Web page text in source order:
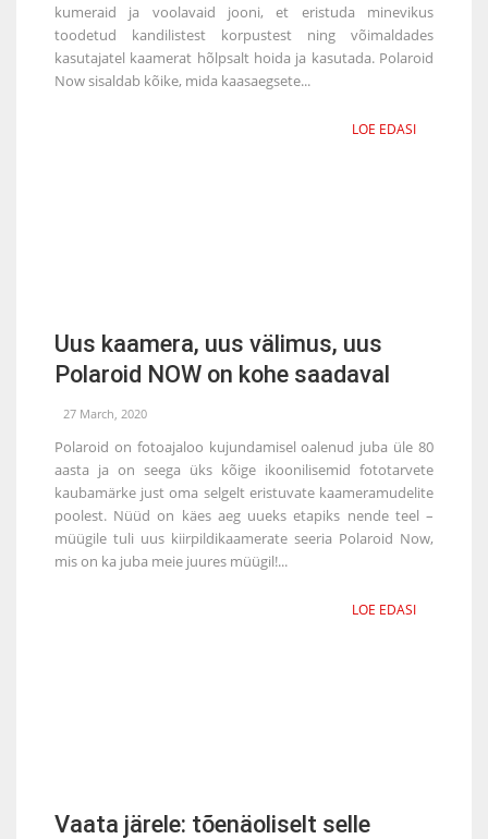
kumeraid ja voolavaid jooni, et eristuda minevikus
toodetud kandilistest korpustest ning võimaldades
kasutajatel kaamerat hõlpsalt hoida ja kasutada. Polaroid
Now sisaldab kõike, mida kaasaegsete...
LOE EDASI
Uus kaamera, uus välimus, uus
Polaroid NOW on kohe saadaval
27 March, 2020
Polaroid on fotoajaloo kujundamisel oalenud juba üle 80
aasta ja on seega üks kõige ikoonilisemid fototarvete
kaubamärke just oma selgelt eristuvate kaameramudelite
poolest. Nüüd on käes aeg uueks etapiks nende teel –
müügile tuli uus kiirpildikaamerate seeria Polaroid Now,
mis on ka juba meie juures müügil!...
LOE EDASI
Vaata järele: tõenäoliselt selle